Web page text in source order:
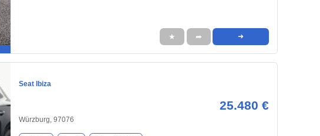
★ ➦ ➜
Seat Ibiza
25.480 €
Würzburg, 97076